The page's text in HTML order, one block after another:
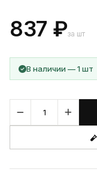
837 ₽за шт
В наличии — 1 шт